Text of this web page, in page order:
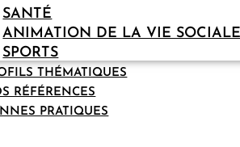
SANTÉ
ANIMATION DE LA VIE
SPORTS
THÉMATIQUES
RÉFÉRENCES
PRATIQUES